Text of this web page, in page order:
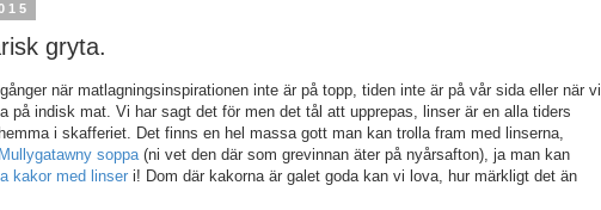
gryta.
när matlagningsinspirationen inte är på topp, tiden inte är på vår sida eller när vi
på indisk mat. Vi har sagt det för men det tål att upprepas, linser är en alla tiders
i skafferiet. Det finns en hel massa gott man kan trolla fram med linserna,
Mullygatawny soppa(ni vet den där som grevinnan äter på nyårsafton), ja man kan
kakor med linser i! Dom där kakorna är galet goda kan vi lova, hur märkligt det än